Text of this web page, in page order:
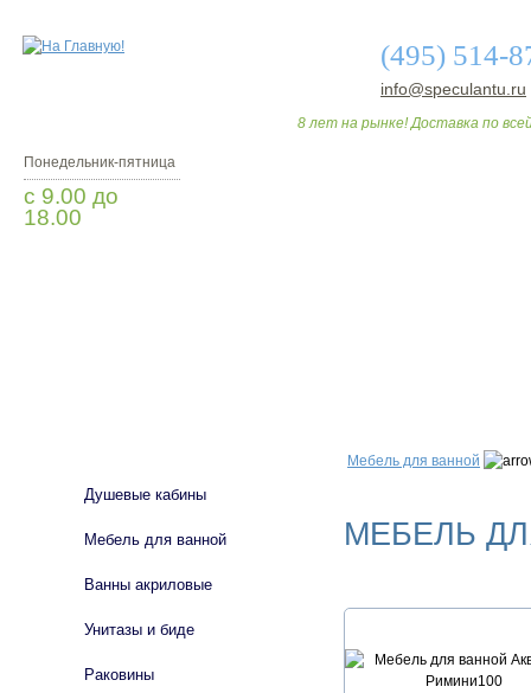
(495) 514-
info@speculantu.ru
8 лет на рынке! Доставка по
Понедельник-пятница
с 9.00 до
18.00
Мебель для ванной
МЕБЕЛЬ
Душевые кабины
Мебель для ванной
Ванны акриловые
Унитазы и биде
Раковины